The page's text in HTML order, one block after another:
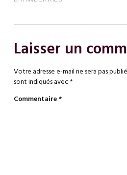
Laisser un
Votre adresse e-mail ne sera pas
sont indiqués avec*
Commentaire*